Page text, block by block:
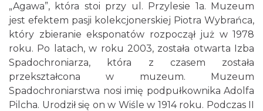
„Agawa”, która stoi przy ul. Przylesie 1a. Muzeum
jest efektem pasji kolekcjonerskiej Piotra Wybrańca,
który zbieranie eksponatów rozpoczął już w 1978
roku. Po latach, w roku 2003, została otwarta Izba
Spadochroniarza, która z czasem została
przekształcona w muzeum. Muzeum
Spadochroniarstwa nosi imię podpułkownika Adolfa
Pilcha. Urodził się on w Wiśle w 1914 roku. Podczas II